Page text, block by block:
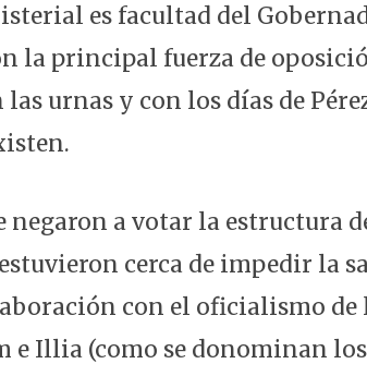
es facultad del
la principal fuerza de
urnas y con los días de
negaron a votar la estructura
cerca de impedir la
con el oficialismo de
e Illia (como se donominan